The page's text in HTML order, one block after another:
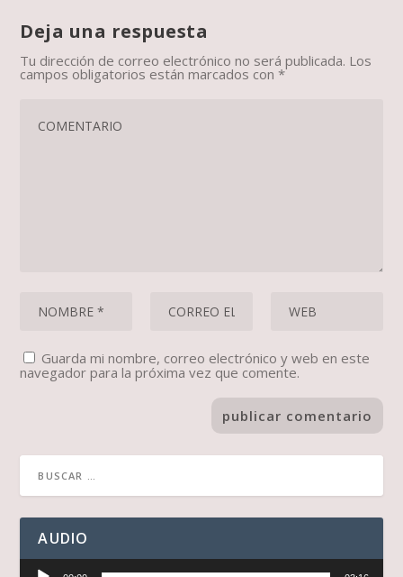
Deja una respuesta
Tu dirección de correo electrónico no será publicada. Los
campos obligatorios están marcados con*
Guarda mi nombre, correo electrónico y web en este
navegador para la próxima vez que comente.
AUDIO
Reproductor